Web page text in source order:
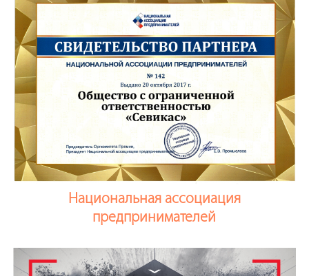
Национальная ассоциация
предпринимателей